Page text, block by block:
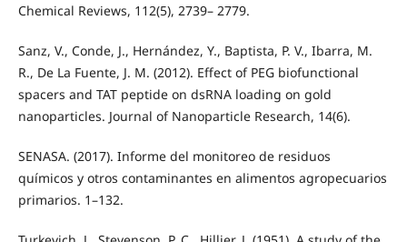
Chemical Reviews, 112(5), 2739– 2779.
Sanz, V., Conde, J., Hernández, Y., Baptista, P. V., Ibarra, M.
R., De La Fuente, J. M. (2012). Effect of PEG biofunctional
spacers and TAT peptide on dsRNA loading on gold
nanoparticles. Journal of Nanoparticle Research, 14(6).
SENASA. (2017). Informe del monitoreo de residuos
químicos y otros contaminantes en alimentos agropecuarios
primarios. 1–132.